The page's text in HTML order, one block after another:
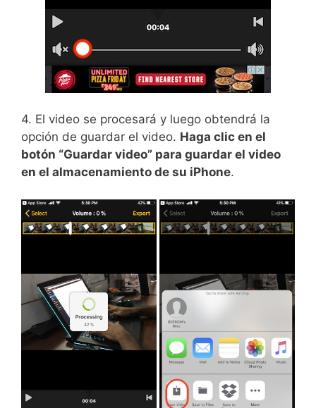
4. El video se procesará y luego obtendrá la
opción de guardar el video. Haga clic en el
botón “Guardar video” para guardar el video
en el almacenamiento de su iPhone.